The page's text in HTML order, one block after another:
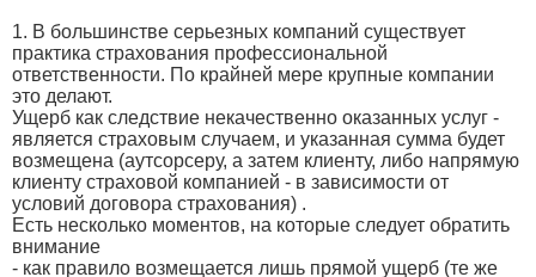
1. В большинстве серьезных компаний существует
практика страхования профессиональной
ответственности. По крайней мере крупные компании
это делают.
Ущерб как следствие некачественно оказанных услуг -
является страховым случаем, и указанная сумма будет
возмещена (аутсорсеру, а затем клиенту, либо напрямую
клиенту страховой компанией - в зависимости от
условий договора страхования) .
Есть несколько моментов, на которые следует обратить
внимание
- как правило возмещается лишь прямой ущерб (те же